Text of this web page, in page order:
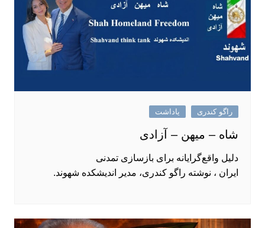
راگو کندری یاداشت
شاه – میهن – آزادی
دلیل واقع‌گرایانه برای بازسازی تمدنی
ایران ، نوشته راگو کندری، مدیر اندیشکده شهوند.